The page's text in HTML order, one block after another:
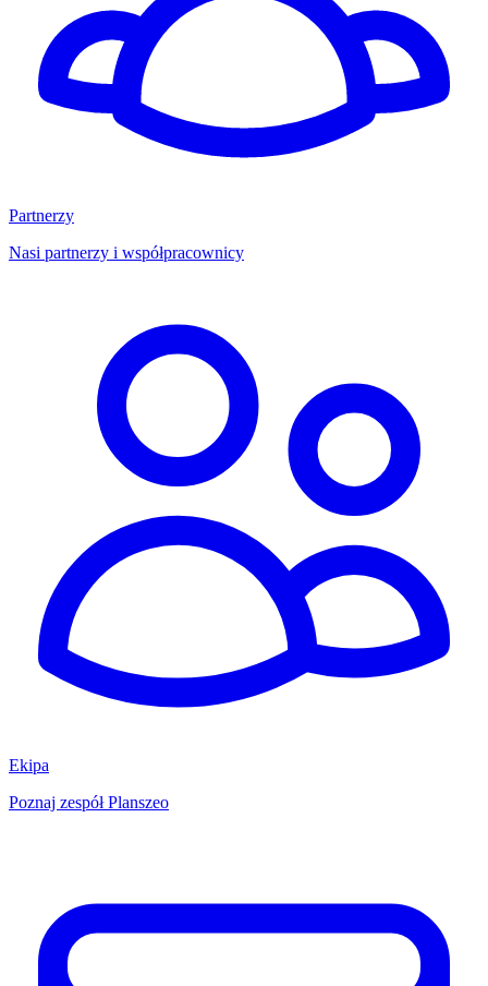
Partnerzy
Nasi partnerzy i współpracownicy
Ekipa
Poznaj zespół Planszeo